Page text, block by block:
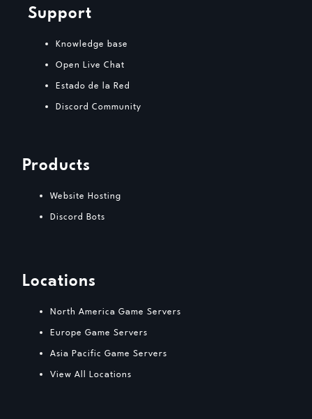
Support
Knowledge base
Open Live Chat
Estado de la Red
Discord Community
Products
Website Hosting
Discord Bots
Locations
North America Game Servers
Europe Game Servers
Asia Pacific Game Servers
View All Locations